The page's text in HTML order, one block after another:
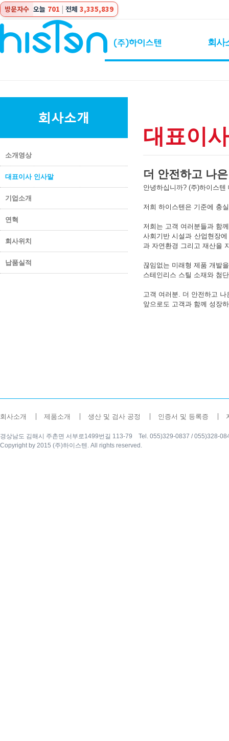
방문자수 오늘 701 | 전체 3,335,839
회사
소개영상
대표이사 인사말
기업소개
연혁
회사위치
납품실적
대표이
더 안전하고 나
안녕하십니까? (주)하이스
저희 하이스텐은 기준에 충
저희는 고객 여러분들과 함
사회기반 시설과 산업현장
과 자연환경 그리고 재산을
끊임없는 미래형 제품 개발
스테인리스 스틸 소재와 첨
고객 여러분. 더 안전하고
앞으로도 고객과 함께 성장
회사소개 제품소개 생산 및 검사 공정 인증서 및 등록증
경상남도 김해시 주촌면 서부로1499번길 113-79 Tel. 055)329-0837 / 055)328-
Copyright by 2015 (주)하이스텐. All rights reserved.